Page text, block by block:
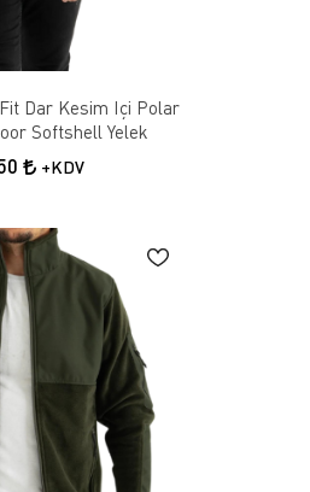
Fit Dar Kesim Içi Polar
Softshell Yelek
+KDV